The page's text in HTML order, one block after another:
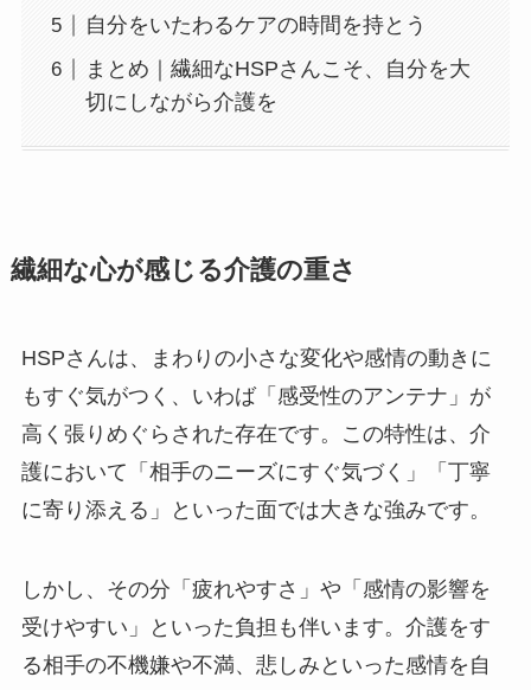
自分をいたわるケアの時間を持とう
まとめ｜繊細なHSPさんこそ、自分を大
切にしながら介護を
繊細な心が感じる介護の重さ
HSPさんは、まわりの小さな変化や感情の動きに
もすぐ気がつく、いわば「感受性のアンテナ」が
高く張りめぐらされた存在です。この特性は、介
護において「相手のニーズにすぐ気づく」「丁寧
に寄り添える」といった面では大きな強みです。
しかし、その分「疲れやすさ」や「感情の影響を
受けやすい」といった負担も伴います。介護をす
る相手の不機嫌や不満、悲しみといった感情を自